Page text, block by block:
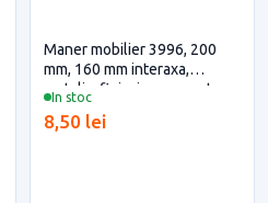
In stoc
Maner mobilier 3996, 200
mm, 160 mm interaxa,
metalic, finisaj negru mat
eficiente
8,50 lei